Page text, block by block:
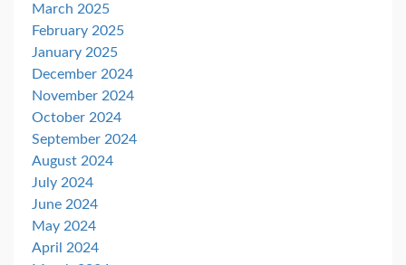
March 2025
February 2025
January 2025
December 2024
November 2024
October 2024
September 2024
August 2024
July 2024
June 2024
May 2024
April 2024